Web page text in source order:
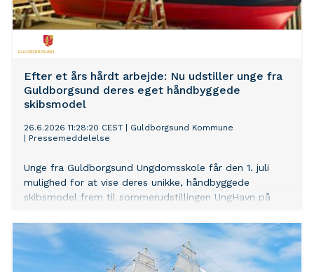
Efter et års hårdt arbejde: Nu udstiller unge fra
Guldborgsund deres eget håndbyggede
skibsmodel
26.6.2026 11:28:20 CEST
Guldborgsund Kommune
Pressemeddelelse
Unge fra Guldborgsund Ungdomsskole får den 1. juli
mulighed for at vise deres unikke, håndbyggede
skibsmodel frem til sommerudstillingen UngHavn på